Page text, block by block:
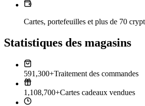
Cartes, portefeuilles et plus de 70
Statistiques des magasins
591,300+Traitement des commandes
1,108,700+Cartes cadeaux vendues